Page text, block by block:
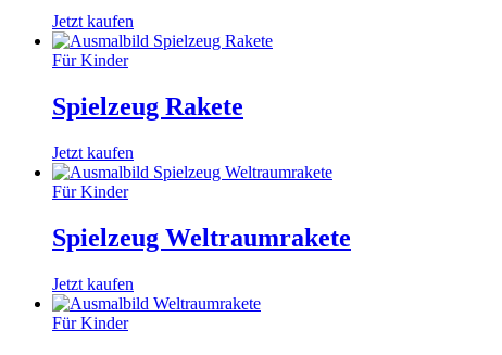
Jetzt kaufen
Für Kinder
Spielzeug Rakete
Jetzt kaufen
Für Kinder
Spielzeug Weltraumrakete
Jetzt kaufen
Für Kinder